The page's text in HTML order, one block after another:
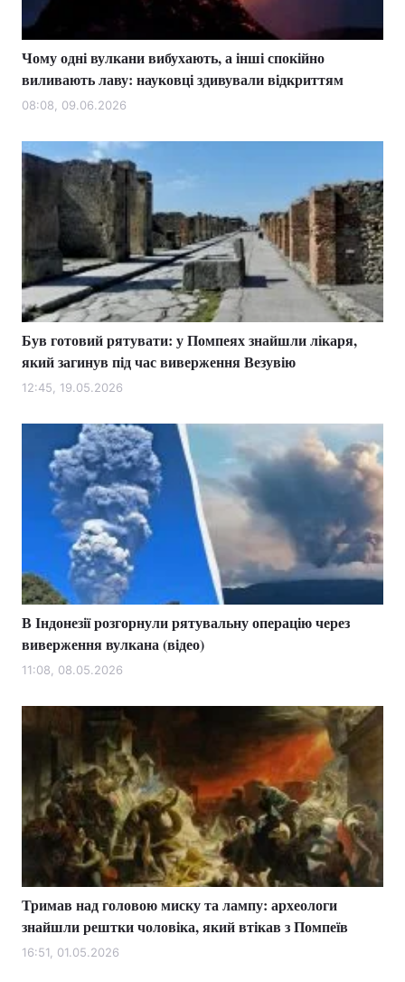
Контакти
Послуги
Тема оформлення
Чому одні вулкани вибухають, а інші спокійно
виливають лаву: науковці здивували відкриттям
08:08, 09.06.2026
Був готовий рятувати: у Помпеях знайшли лікаря,
який загинув під час виверження Везувію
12:45, 19.05.2026
В Індонезії розгорнули рятувальну операцію через
виверження вулкана (відео)
11:08, 08.05.2026
Тримав над головою миску та лампу: археологи
знайшли рештки чоловіка, який втікав з Помпеїв
16:51, 01.05.2026